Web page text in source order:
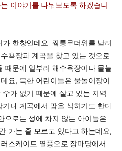
이야기를 나눠보도록 하겠습니
한창인데요. 찜통무더위를 날려
욕장과 계곡을 찾고 있는 것으로
때문에 일부러 해수욕장이나 물놀
요, 북한 어린이들은 물놀이장이
가 없기 때문에 살고 있는 지역
나 계곡에서 땀을 식히기도 한다
으로는 성에 차지 않는 아이들은
가는 줄 모르고 있다고 하는데요,
스케이트 열풍으로 장마당에서